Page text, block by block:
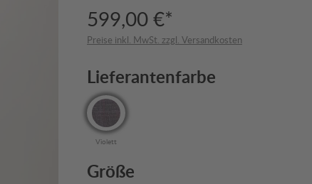
599,00 €*
Preise inkl. MwSt. zzgl. Versandkosten
Lieferantenfarbe
Violett
Größe